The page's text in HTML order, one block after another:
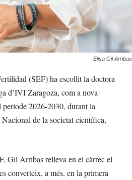
Elisa Gil Arribas
(SEF) ha escollit la doctora
d’IVI Zaragoza, com a nova
període 2026-2030, durant la
de la societat científica,
Gil Arribas relleva en el càrrec el
converteix, a més, en la primera